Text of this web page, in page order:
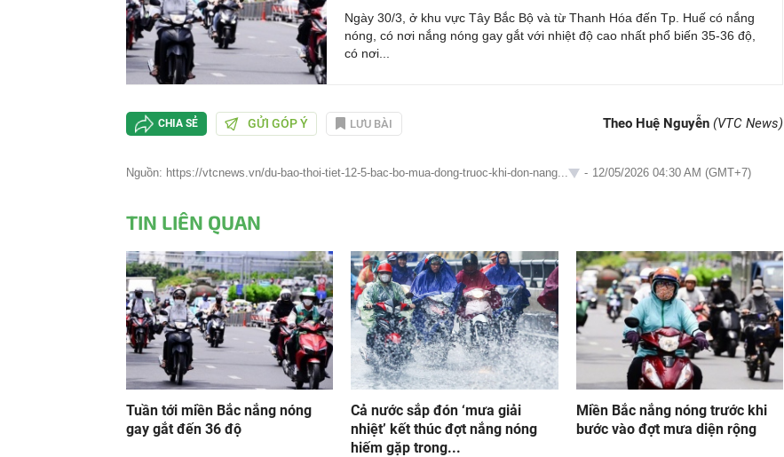
Ngày 30/3, ở khu vực Tây Bắc Bộ và từ Thanh Hóa đến Tp. Huế có nắng
nóng, có nơi nắng nóng gay gắt với nhiệt độ cao nhất phổ biến 35-36 độ,
có nơi...
CHIA SẺ GỬI GÓP Ý LƯU BÀI Theo Huệ Nguyễn (VTC News)
Nguồn: https://vtcnews.vn/du-bao-thoi-tiet-12-5-bac-bo-mua-dong-truoc-khi-don-nang... - 12/05/2026 04:30 AM (GMT+7)
TIN LIÊN QUAN
Tuần tới miền Bắc nắng nóng
gay gắt đến 36 độ
Cả nước sắp đón ‘mưa giải
nhiệt’ kết thúc đợt nắng nóng
hiếm gặp trong...
Miền Bắc nắng nóng trước khi
bước vào đợt mưa diện rộng